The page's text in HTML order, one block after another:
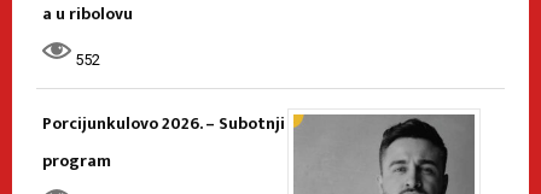
a u ribolovu
552
Porcijunkulovo 2026. – Subotnji
program